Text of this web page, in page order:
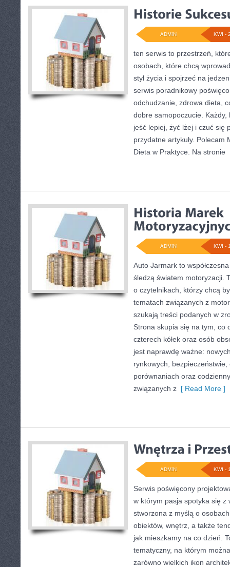
KWI -
ADMIN
ten serwis to przestrzeń,
osobach, które chcą
styl życia i spojrzeć na
serwis poradnikowy
odchudzanie, zdrowa dieta,
dobre samopoczucie.
jeść lepiej, żyć lżej i czuć się
przydatne artykuły.
Dieta w Praktyce. Na stronie
KWI -
ADMIN
Auto Jarmark to
śledzą światem motoryzacji.
o czytelnikach, którzy chcą
tematach związanych z
szukają treści podanych w
Strona skupia się na tym, co
czterech kółek oraz osób
jest naprawdę ważne:
rynkowych,
porównaniach oraz
związanych z [ Read More ]
KWI -
ADMIN
Serwis poświęcony
w którym pasja spotyka się z
stworzona z myślą o
obiektów, wnętrz, a także
jak mieszkamy na co dzień.
tematyczny, na którym
zarówno wielkich ikon